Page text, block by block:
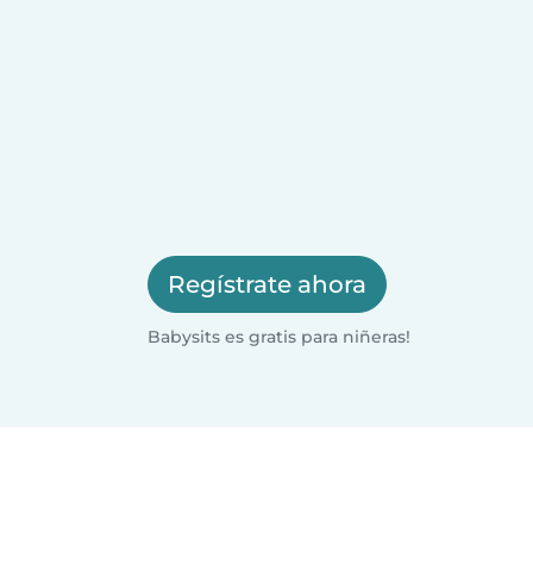
Regístrate ahora
Babysits es gratis para niñeras!